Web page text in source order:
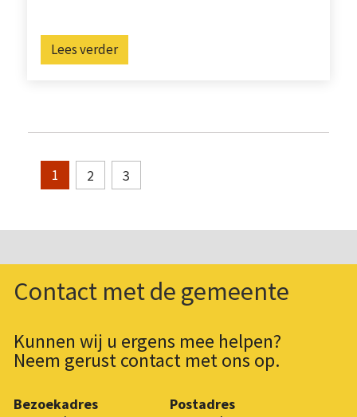
Lees verder
1 2 3
Contact met de gemeente
Kunnen wij u ergens mee helpen?
Neem gerust contact met ons op.
Bezoekadres
Postadres